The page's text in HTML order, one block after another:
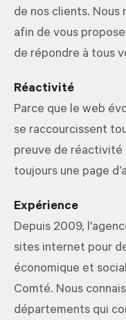
de nos clients.
afin de vous
de répondre à tous
Réactivité
Parce que le web
se raccourcissent
preuve de
toujours une page
Expérience
Depuis 2009,
sites internet pour
économique et
Comté. Nous
départements qui